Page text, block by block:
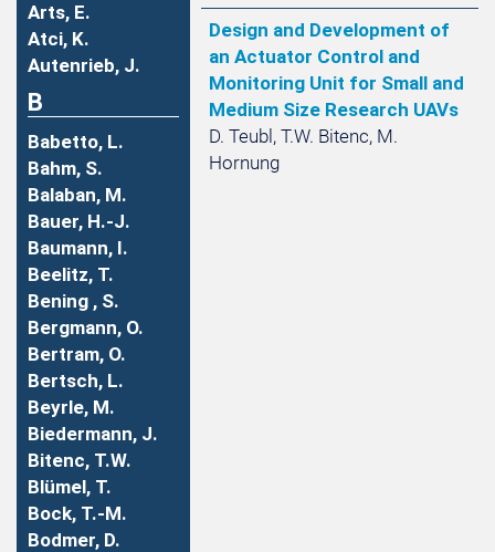
Arts, E.
Atci, K.
Autenrieb, J.
B
Babetto, L.
Bahm, S.
Balaban, M.
Bauer, H.-J.
Baumann, I.
Beelitz, T.
Bening , S.
Bergmann, O.
Bertram, O.
Bertsch, L.
Beyrle, M.
Biedermann, J.
Bitenc, T.W.
Blümel, T.
Bock, T.-M.
Bodmer, D.
Design and Development of
an Actuator Control and
Monitoring Unit for Small and
Medium Size Research UAVs
D. Teubl, T.W. Bitenc, M.
Hornung